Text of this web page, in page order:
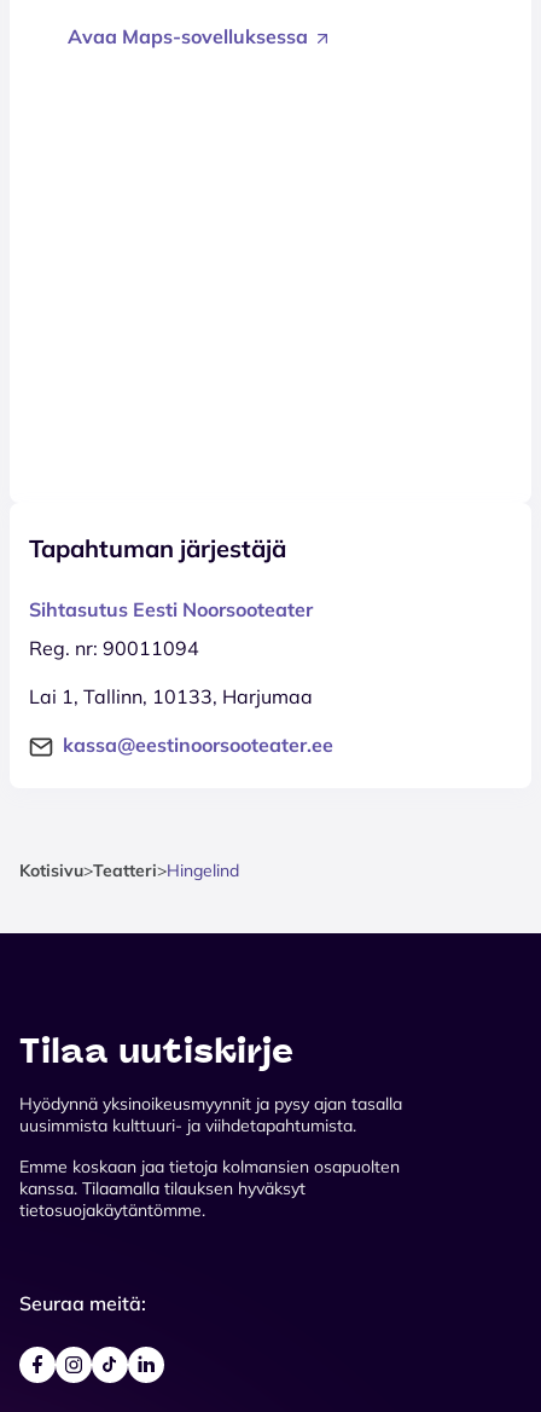
Avaa Maps-sovelluksessa
Tapahtuman järjestäjä
Sihtasutus Eesti Noorsooteater
Reg. nr: 90011094
Lai 1, Tallinn, 10133, Harjumaa
kassa@eestinoorsooteater.ee
Kotisivu>Teatteri>Hingelind
Tilaa uutiskirje
Hyödynnä yksinoikeusmyynnit ja pysy ajan tasalla
uusimmista kulttuuri- ja viihdetapahtumista.
Emme koskaan jaa tietoja kolmansien osapuolten
kanssa. Tilaamalla tilauksen hyväksyt
tietosuojakäytäntömme.
Seuraa meitä: